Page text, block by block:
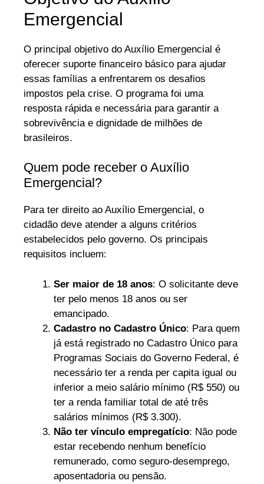
Emergencial
O principal objetivo do Auxílio Emergencial é
oferecer suporte financeiro básico para ajudar
essas famílias a enfrentarem os desafios
impostos pela crise. O programa foi uma
resposta rápida e necessária para garantir a
sobrevivência e dignidade de milhões de
brasileiros.
Quem pode receber o Auxílio
Emergencial?
Para ter direito ao Auxílio Emergencial, o
cidadão deve atender a alguns critérios
estabelecidos pelo governo. Os principais
requisitos incluem:
Ser maior de 18 anos: O solicitante deve
ter pelo menos 18 anos ou ser
emancipado.
Cadastro no Cadastro Único: Para quem
já está registrado no Cadastro Único para
Programas Sociais do Governo Federal, é
necessário ter a renda per capita igual ou
inferior a meio salário mínimo (R$ 550) ou
ter a renda familiar total de até três
salários mínimos (R$ 3.300).
Não ter vínculo empregatício: Não pode
estar recebendo nenhum benefício
remunerado, como seguro-desemprego,
aposentadoria ou pensão.